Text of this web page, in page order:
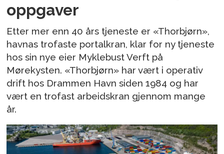
oppgaver
Etter mer enn 40 års tjeneste er «Thorbjørn»,
havnas trofaste portalkran, klar for ny tjeneste
hos sin nye eier Myklebust Verft på
Mørekysten. «Thorbjørn» har vært i operativ
drift hos Drammen Havn siden 1984 og har
vært en trofast arbeidskran gjennom mange
år.